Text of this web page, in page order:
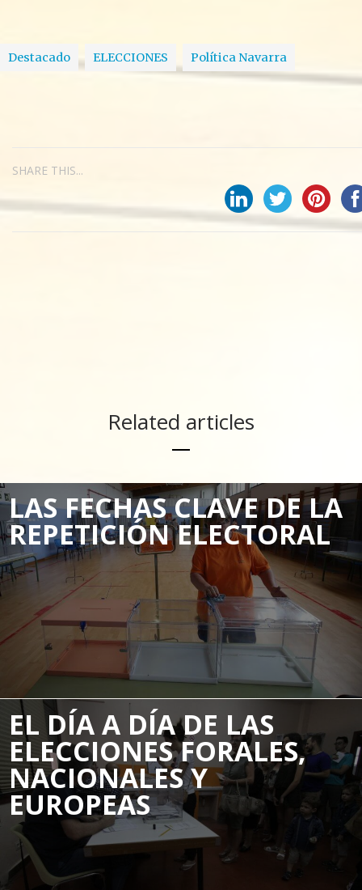
Destacado ELECCIONES Política Navarra
SHARE THIS...
Related articles
LAS FECHAS CLAVE DE LA
REPETICIÓN ELECTORAL
¿QUIÉN HA DICHO QUÉ
EN LA CAMPAÑA
ELECTORAL?
EL DÍA A DÍA DE LAS
ELECCIONES FORALES,
NACIONALES Y
EUROPEAS